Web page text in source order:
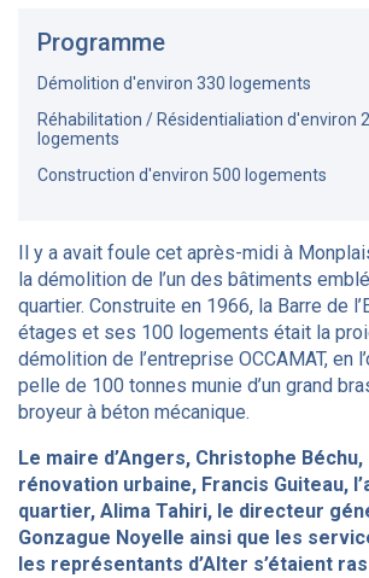
Programme
Démolition d'environ 330 logements
Réhabilitation / Résidentialiation d'environ
logements
Construction d'environ 500 logements
Il y a avait foule cet après-midi à
la démolition de l’un des bâtiments
quartier. Construite en 1966, la Barre de
étages et ses 100 logements était la
démolition de l’entreprise OCCAMAT, en
pelle de 100 tonnes munie d’un grand
broyeur à béton mécanique.
Le maire d’Angers, Christophe
rénovation urbaine, Francis Guiteau,
quartier, Alima Tahiri, le directeur
Gonzague Noyelle ainsi que les
les représentants d’Alter s’étaient